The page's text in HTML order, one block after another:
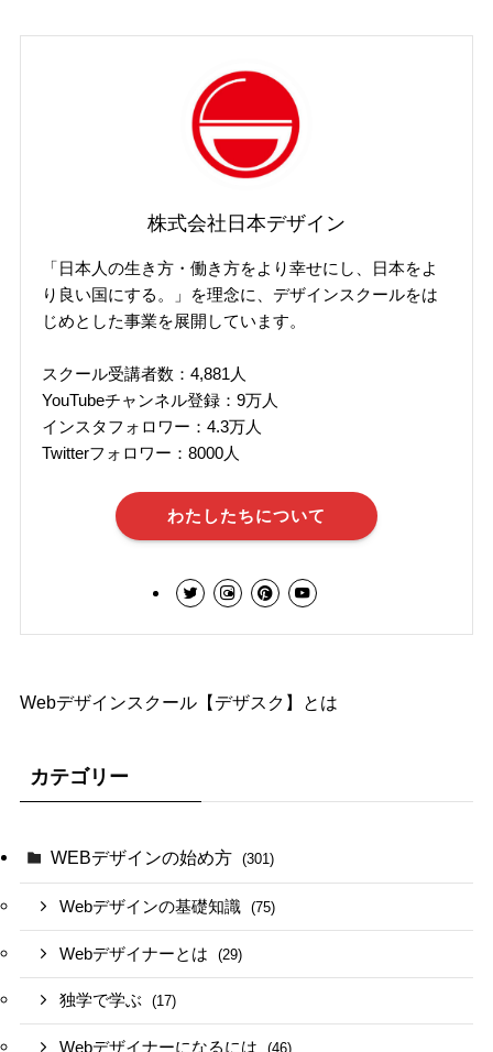
株式会社日本デザイン
「日本人の生き方・働き方をより幸せにし、日本をよ
り良い国にする。」を理念に、デザインスクールをは
じめとした事業を展開しています。
スクール受講者数：4,881人
YouTubeチャンネル登録：9万人
インスタフォロワー：4.3万人
Twitterフォロワー：8000人
わたしたちについて
Webデザインスクール【デザスク】とは
カテゴリー
WEBデザインの始め方 (301)
Webデザインの基礎知識 (75)
Webデザイナーとは (29)
独学で学ぶ (17)
Webデザイナーになるには (46)